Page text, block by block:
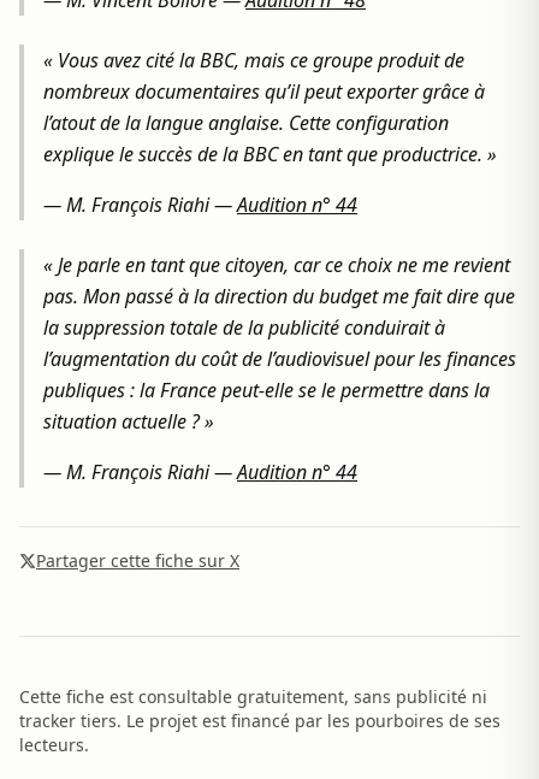
« Vous avez cité la BBC, mais ce groupe produit de
nombreux documentaires qu’il peut exporter grâce à
l’atout de la langue anglaise. Cette configuration
explique le succès de la BBC en tant que productrice. »
—M. François Riahi—Audition n° 44
« Je parle en tant que citoyen, car ce choix ne me revient
pas. Mon passé à la direction du budget me fait dire que
la suppression totale de la publicité conduirait à
l’augmentation du coût de l’audiovisuel pour les finances
publiques : la France peut-elle se le permettre dans la
situation actuelle ? »
—M. François Riahi—Audition n° 44
Partager cette fiche sur X
Cette fiche est consultable gratuitement, sans publicité ni
tracker tiers. Le projet est financé par les pourboires de ses
lecteurs.